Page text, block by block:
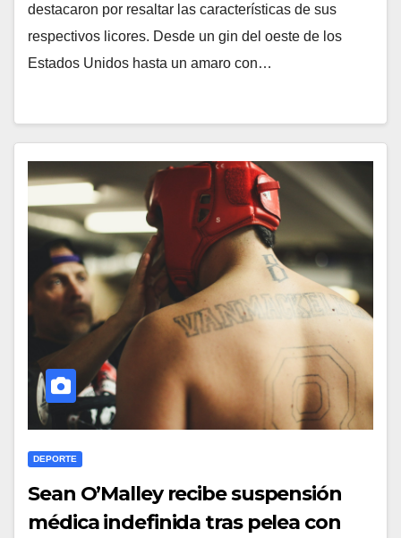
destacaron por resaltar las características de sus
respectivos licores. Desde un gin del oeste de los
Estados Unidos hasta un amaro con…
DEPORTE
Sean O’Malley recibe suspensión
médica indefinida tras pelea con